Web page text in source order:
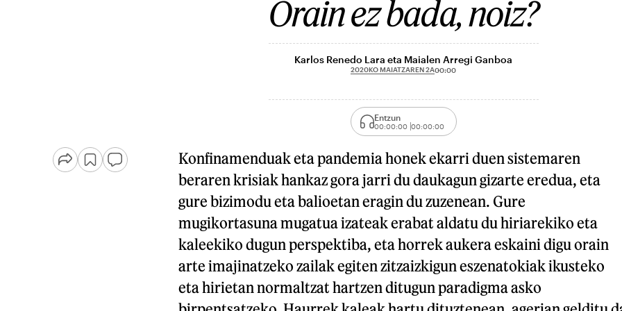
Orain ez bada, noiz?
Karlos Renedo Lara eta Maialen Arregi Ganboa
2020KO MAIATZAREN 2A00:00
Entzun
00:00:00 00:00:00
Konfinamenduak eta pandemia honek ekarri duen sistemaren
beraren krisiak hankaz gora jarri du daukagun gizarte eredua, eta
gure bizimodu eta balioetan eragin du zuzenean. Gure
mugikortasuna mugatua izateak erabat aldatu du hiriarekiko eta
kaleekiko dugun perspektiba, eta horrek aukera eskaini digu orain
arte imajinatzeko zailak egiten zitzaizkigun eszenatokiak ikusteko
eta hirietan normaltzat hartzen ditugun paradigma asko